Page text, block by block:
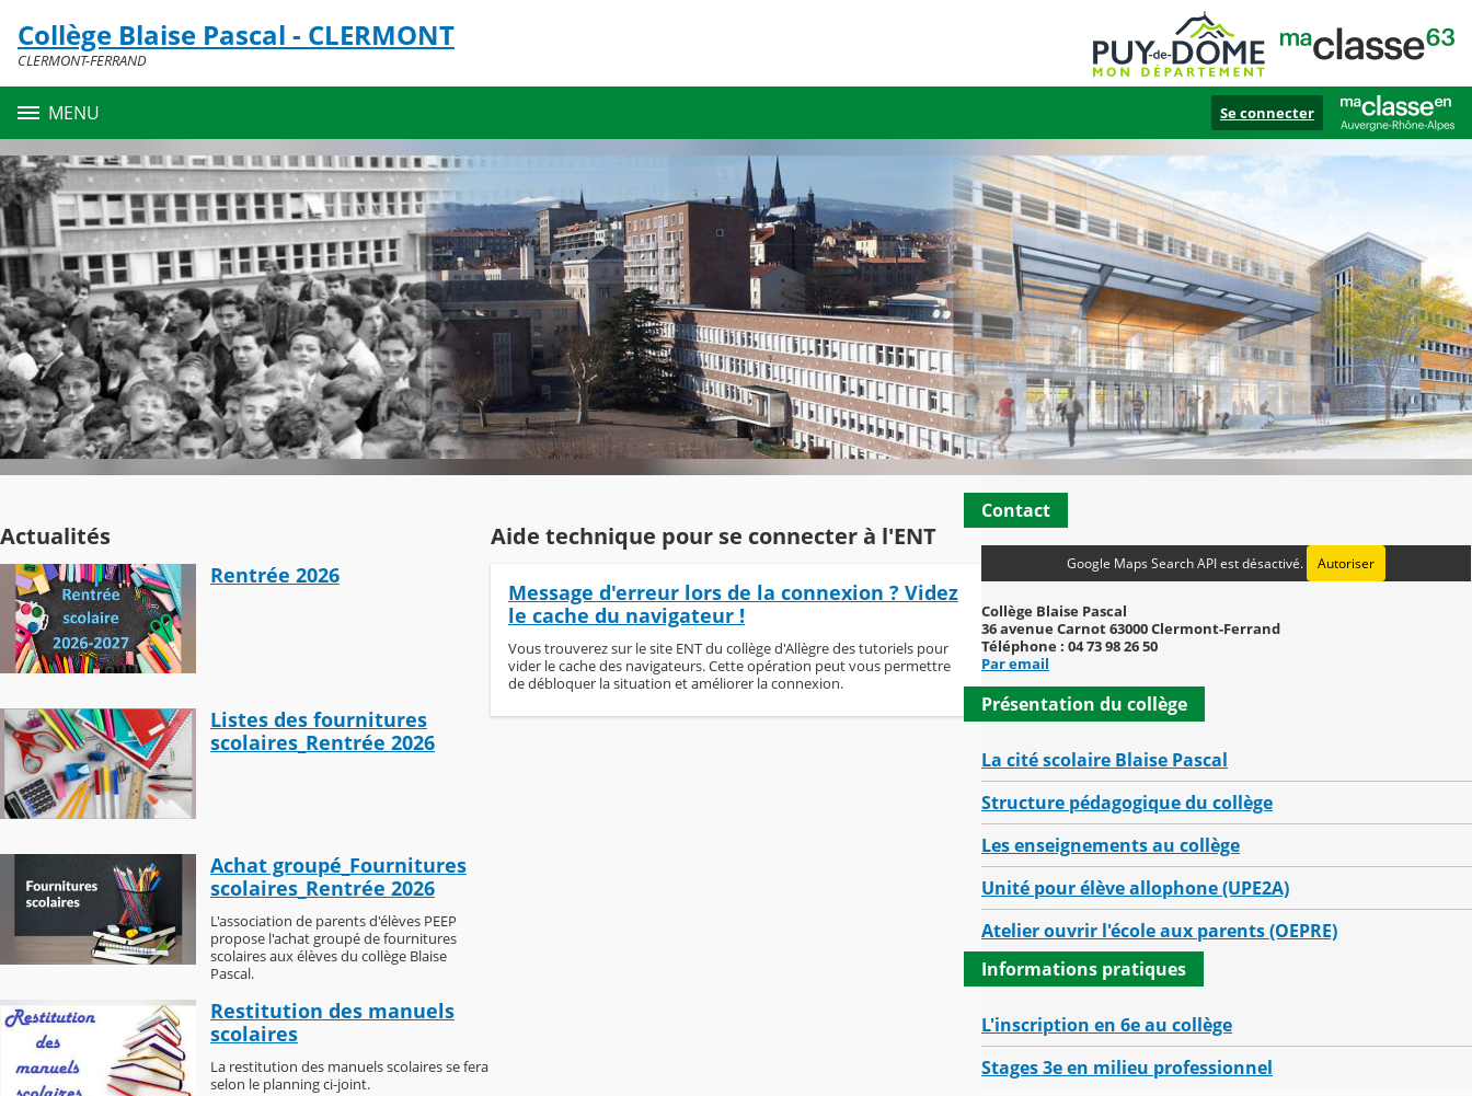
Contenu
Collège Blaise Pascal - CLERMONT
CLERMONT-FERRAND
MENU Se connecter
Actualités
Rentrée 2026
Listes des fournitures
scolaires_Rentrée 2026
Achat groupé_Fournitures
scolaires_Rentrée 2026
L'association de parents d'élèves PEEP
propose l'achat groupé de fournitures
scolaires aux élèves du collège Blaise
Pascal.
Restitution des manuels
scolaires
La restitution des manuels scolaires se fera
selon le planning ci-joint.
Aide technique pour se connecter à l'ENT
Message d'erreur lors de la connexion ? Videz
le cache du navigateur !
Vous trouverez sur le site ENT du collège d'Allègre des tutoriels pour
vider le cache des navigateurs. Cette opération peut vous permettre
de débloquer la situation et améliorer la connexion.
Contact
Google Maps Search API est désactivé. Autoriser
Collège Blaise Pascal
36 avenue Carnot 63000 Clermont-Ferrand
Téléphone : 04 73 98 26 50
Par email
Présentation du collège
La cité scolaire Blaise Pascal
Structure pédagogique du collège
Les enseignements au collège
Unité pour élève allophone (UPE2A)
Atelier ouvrir l'école aux parents (OEPRE)
Informations pratiques
L'inscription en 6e au collège
Stages 3e en milieu professionnel